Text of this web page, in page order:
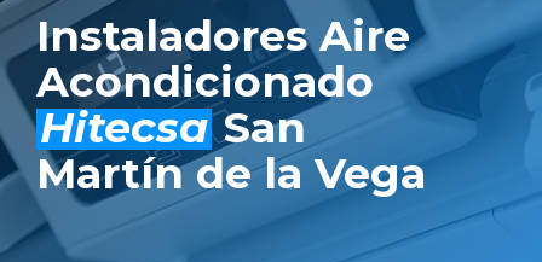
Instaladores Aire
Acondicionado
HitecsaSan
Martín de la Vega